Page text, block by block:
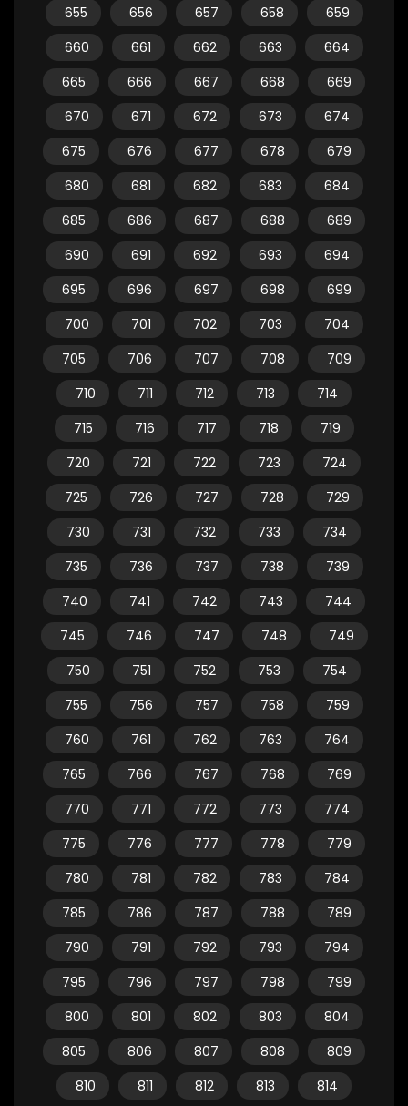
655
656 657 658
659
660
661 662 663
664
665
666 667 668
669
670
671 672 673
674
675
676 677 678
679
680
681 682 683
684
685
686 687 688
689
690
691 692 693
694
695
696 697 698
699
700
701 702 703
704
705
706 707 708
709
710
711 712 713
714
715
716 717 718
719
720
721 722 723
724
725
726 727 728
729
730
731 732 733
734
735
736 737 738
739
740
741 742 743
744
745
746 747 748
749
750
751 752 753
754
755
756 757 758
759
760
761 762 763
764
765
766 767 768
769
770
771 772 773
774
775
776 777 778
779
780
781 782 783
784
785
786 787 788
789
790
791 792 793
794
795
796 797 798
799
800
801 802 803
804
805
806 807 808
809
810
811 812 813
814